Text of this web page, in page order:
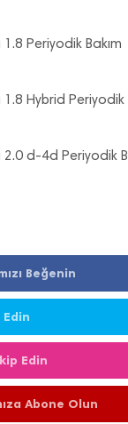
Periyodik Bakım
Hybrid Periyodik
d-4d Periyodik
Beğenin
Edin
Abone Olun